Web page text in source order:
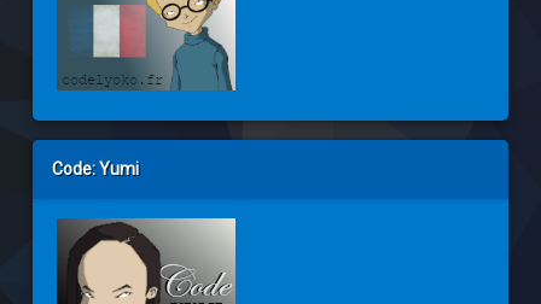
Code: Yumi